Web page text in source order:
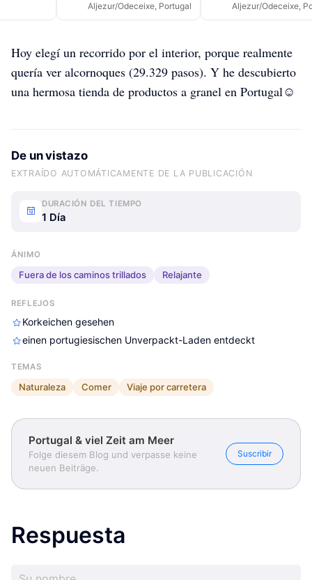
Aljezur/Odeceixe, Portugal Aljezur/Odeceixe,
Hoy elegí un recorrido por el interior, porque realmente
quería ver alcornoques (29.329 pasos). Y he descubierto
una hermosa tienda de productos a granel en Portugal☺️
De un vistazo
EXTRAÍDO AUTOMÁTICAMENTE DE LA PUBLICACIÓN
DURACIÓN DEL TIEMPO
1 Día
ÁNIMO
Fuera de los caminos trillados Relajante
REFLEJOS
Korkeichen gesehen
einen portugiesischen Unverpackt-Laden entdeckt
TEMAS
Naturaleza Comer Viaje por carretera
Portugal & viel Zeit am Meer
Folge diesem Blog und verpasse keine
neuen Beiträge.
Suscribir
Respuesta